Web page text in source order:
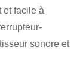
et facile à
sonore et